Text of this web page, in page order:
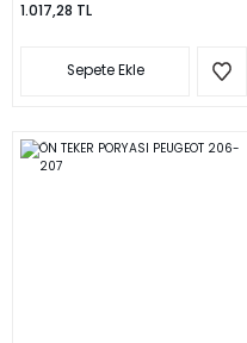
1.017,28 TL
Sepete Ekle